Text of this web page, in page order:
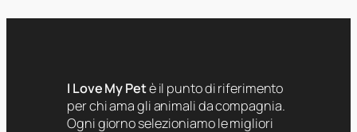
I Love My Petè il punto di riferimento
per chi ama gli animali da compagnia.
Ogni giorno selezioniamo le migliori